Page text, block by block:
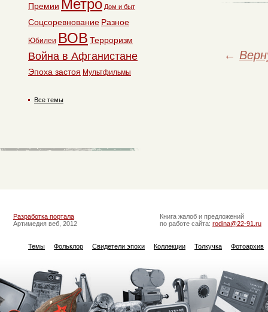
←
Премии Метро Дом и быт
Соцсоревнование Разное
Юбилеи ВОВ Терроризм
Война в Афганистане
Эпоха застоя Мультфильмы
Все темы
Разработка портала
Артимедия веб, 2012
Книга жалоб и предложений
по работе сайта: rodina@22-91.ru
Темы Фольклор Свидетели эпохи Коллекции Толкучка Фотоархив